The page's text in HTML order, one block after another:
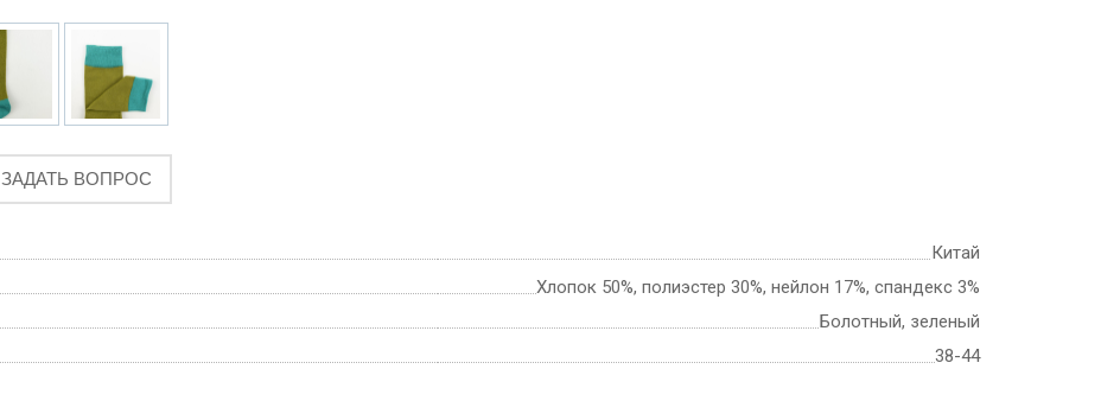
ЗАДАТЬ ВОПРОС
Китай
Хлопок 50%, полиэстер 30%, нейлон 17%, спандекс 3%
Болотный, зеленый
38-44